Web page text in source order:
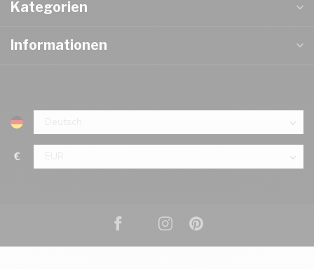
Kategorien
Informationen
€